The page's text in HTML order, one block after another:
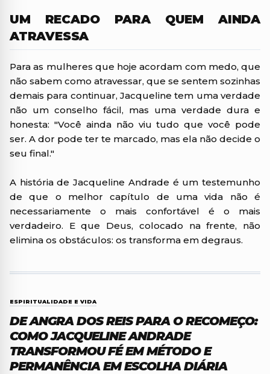
UM RECADO PARA QUEM AINDA
ATRAVESSA
Para as mulheres que hoje acordam com medo, que
não sabem como atravessar, que se sentem sozinhas
demais para continuar, Jacqueline tem uma verdade
não um conselho fácil, mas uma verdade dura e
honesta: "Você ainda não viu tudo que você pode
ser. A dor pode ter te marcado, mas ela não decide o
seu final."
A história de Jacqueline Andrade é um testemunho
de que o melhor capítulo de uma vida não é
necessariamente o mais confortável é o mais
verdadeiro. E que Deus, colocado na frente, não
elimina os obstáculos: os transforma em degraus.
ESPIRITUALIDADE E VIDA
DE ANGRA DOS REIS PARA O RECOMEÇO:
COMO JACQUELINE ANDRADE
TRANSFORMOU FÉ EM MÉTODO E
PERMANÊNCIA EM ESCOLHA DIÁRIA